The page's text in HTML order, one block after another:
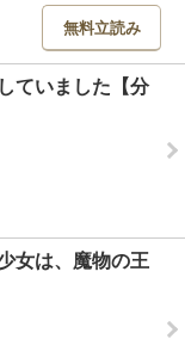
無料立読み
ていました【分
女は、魔物の王